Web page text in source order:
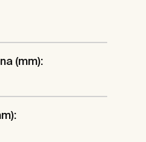
(mm):